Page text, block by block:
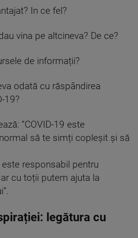
In ce fel?
vina pe altcineva? De ce?
de informații?
odată cu răspândirea
19?
”COVID-19 este
să te simți copleșit și să
este responsabil pentru
cu toții putem ajuta la
legătura cu